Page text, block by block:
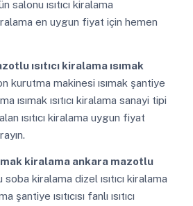
salonu ısıtıcı kiralama
en uygun fiyat için hemen
ısıtıcı kiralama ısımak
kurutma makinesi ısımak şantiye
ısımak ısıtıcı kiralama sanayi tipi
ısıtıcı kiralama uygun fiyat
kiralama ankara mazotlu
kiralama dizel ısıtıcı kiralama
şantiye ısıtıcısı fanlı ısıtıcı